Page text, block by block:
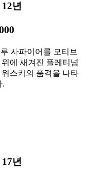
년
사파이어를 모티브
에 새겨진 플레티넘
스키의 품격을 나타
.
년